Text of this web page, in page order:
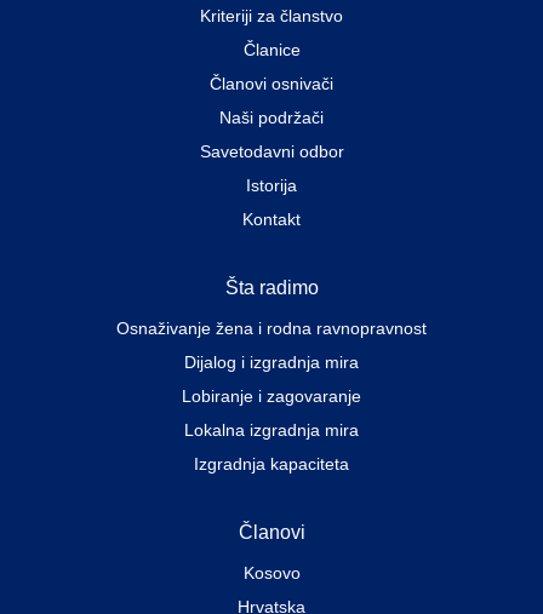
Kriteriji za članstvo
Članice
Članovi osnivači
Naši podržači
Savetodavni odbor
Istorija
Kontakt
Šta radimo
Osnaživanje žena i rodna ravnopravnost
Dijalog i izgradnja mira
Lobiranje i zagovaranje
Lokalna izgradnja mira
Izgradnja kapaciteta
Članovi
Kosovo
Hrvatska